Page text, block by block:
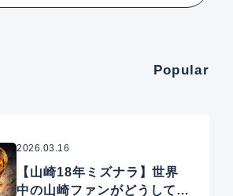
Popular
2026.03.16
【山崎18年ミズナラ】世界
中の山崎ファンがどうしても